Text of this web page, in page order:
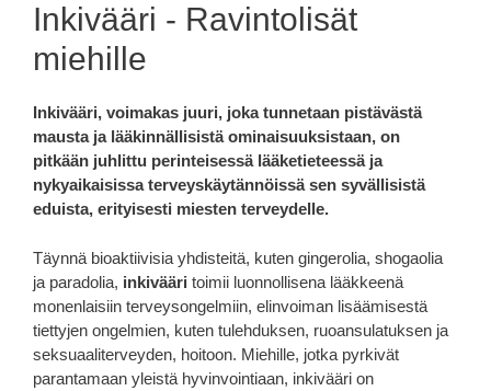
Inkivääri - Ravintolisät
miehille
Inkivääri, voimakas juuri, joka tunnetaan pistävästä
mausta ja lääkinnällisistä ominaisuuksistaan, on
pitkään juhlittu perinteisessä lääketieteessä ja
nykyaikaisissa terveyskäytännöissä sen syvällisistä
eduista, erityisesti miesten terveydelle.
Täynnä bioaktiivisia yhdisteitä, kuten gingerolia, shogaolia
ja paradolia, inkivääri toimii luonnollisena lääkkeenä
monenlaisiin terveysongelmiin, elinvoiman lisäämisestä
tiettyjen ongelmien, kuten tulehduksen, ruoansulatuksen ja
seksuaaliterveyden, hoitoon. Miehille, jotka pyrkivät
parantamaan yleistä hyvinvointiaan, inkivääri on